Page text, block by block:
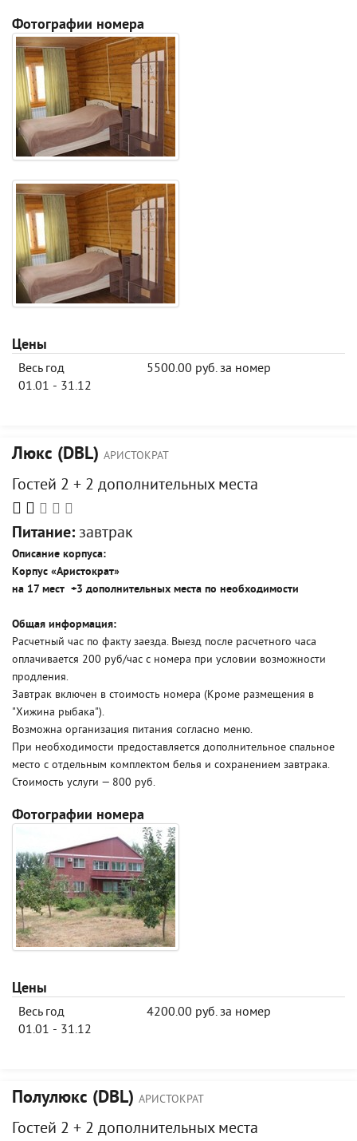
Фотографии номера
Цены
Весь год
01.01 - 31.12
5500.00 руб. за номер
Люкс (DBL) АРИСТОКРАТ
Гостей 2 + 2 дополнительных места
Питание: завтрак
Описание корпуса:
Корпус «Аристократ»
на 17 мест +3 дополнительных места по необходимости
Общая информация:
Расчетный час по факту заезда. Выезд после расчетного часа
оплачивается 200 руб/час с номера при условии возможности
продления.
Завтрак включен в стоимость номера (Кроме размещения в
"Хижина рыбака").
Возможна организация питания согласно меню.
При необходимости предоставляется дополнительное спальное
место с отдельным комплектом белья и сохранением завтрака.
Стоимость услуги — 800 руб.
Фотографии номера
Цены
Весь год
01.01 - 31.12
4200.00 руб. за номер
Полулюкс (DBL) АРИСТОКРАТ
Гостей 2 + 2 дополнительных места